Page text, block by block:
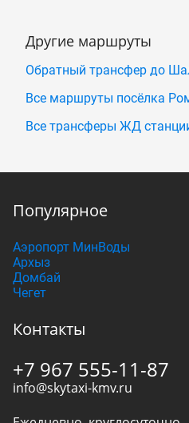
Другие маршруты
Обратный трансфер до
Все маршруты посёлка
Все трансферы ЖД
Популярное
Аэропорт МинВоды
Архыз
Домбай
Чегет
Контакты
+7 967 555-11-87
info@skytaxi-kmv.ru